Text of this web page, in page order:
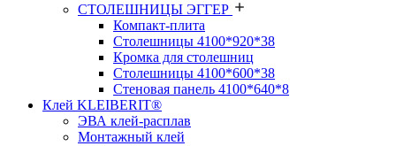
СТОЛЕШНИЦЫ ЭГГЕР
Компакт-плита
Столешницы 4100*920*38
Кромка для столешниц
Столешницы 4100*600*38
Стеновая панель 4100*640*8
Клей KLEIBERIT®
ЭВА клей-расплав
Монтажный клей